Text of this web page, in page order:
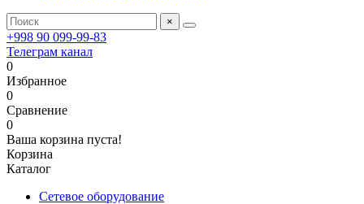
×
+998 90 099-99-83
Телеграм канал
0
Избранное
0
Сравнение
0
Ваша корзина пуста!
Корзина
Каталог
Сетевое оборудование